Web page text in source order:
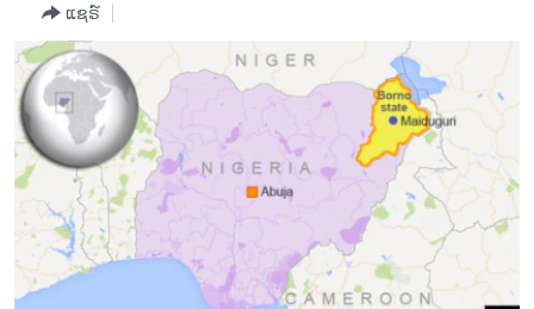
ໂລກ
ເອເຊຍ
ອິດສະຫຼະພາບດ້ານການຂ່າວ
ຊີວິດຊາວລາວ
ຊຸມຊົນຊາວລາວ
ວິທະຍາສາດ-ເທັກໂນໂລຈີ
ທຸລະກິດ
ແຊຣ໌